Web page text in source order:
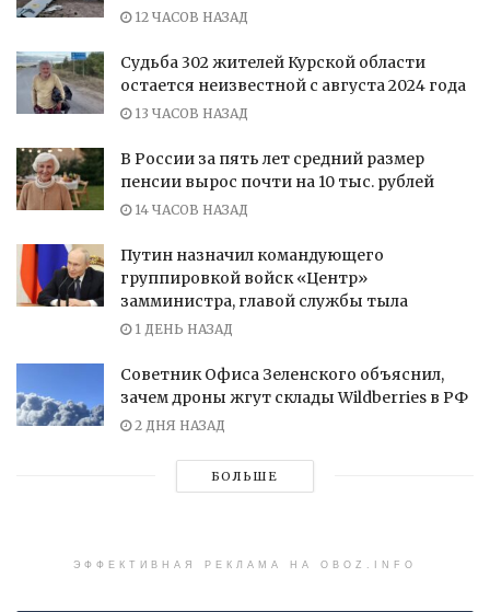
12 ЧАСОВ НАЗАД
Судьба 302 жителей Курской области
остается неизвестной с августа 2024 года
13 ЧАСОВ НАЗАД
В России за пять лет средний размер
пенсии вырос почти на 10 тыс. рублей
14 ЧАСОВ НАЗАД
Путин назначил командующего
группировкой войск «Центр»
замминистра, главой службы тыла
1 ДЕНЬ НАЗАД
Советник Офиса Зеленского объяснил,
зачем дроны жгут склады Wildberries в РФ
2 ДНЯ НАЗАД
БОЛЬШЕ
ЭФФЕКТИВНАЯ РЕКЛАМА НА OBOZ.INFO